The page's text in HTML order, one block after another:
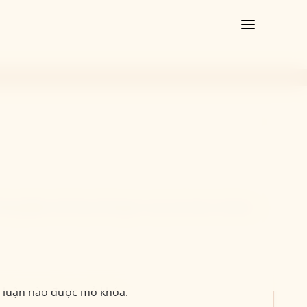
nào được mở khóa.